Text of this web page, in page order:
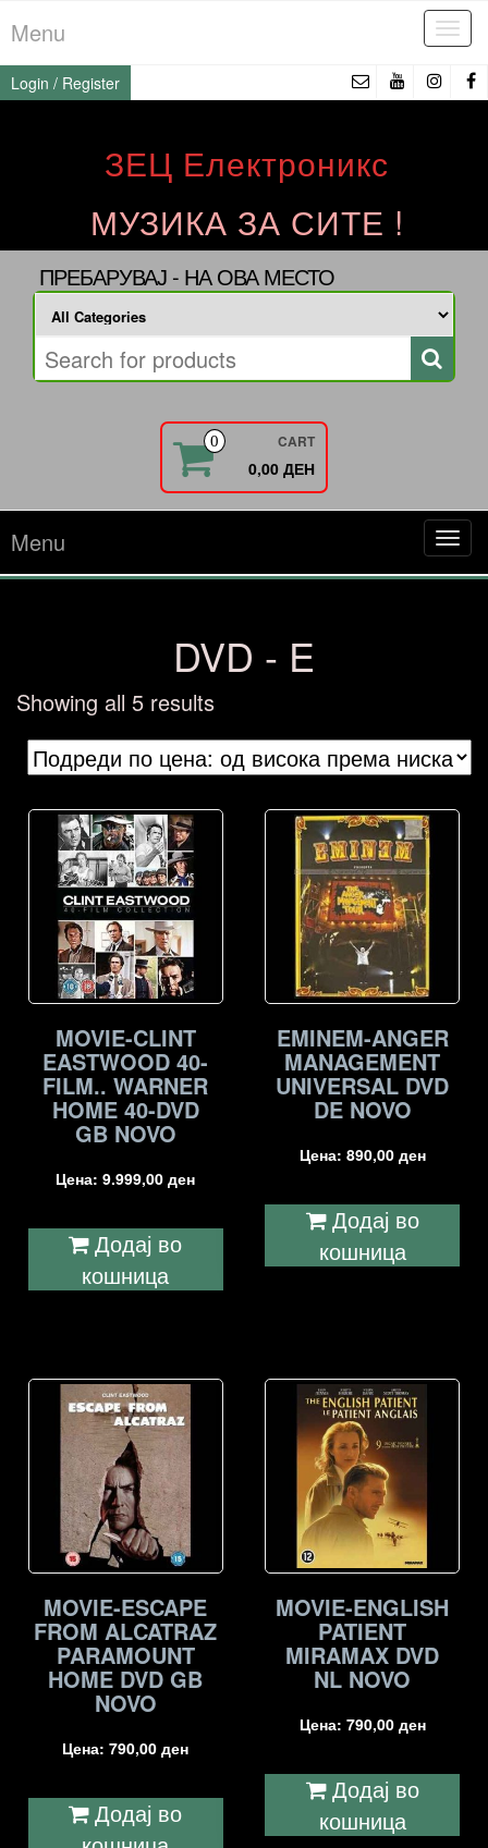
to
the
content
Menu
Login / Register
ЗЕЦ Електроникс
МУЗИКА ЗА СИТЕ !
ПРЕБАРУВАЈ - НА ОВА МЕСТО
0 CART
0,00 ДЕН
Menu
DVD - E
Showing all 5 resultsSorted
by
price:
to
MOVIE-CLINT
EASTWOOD 40-
FILM.. WARNER
HOME 40-DVD
GB NOVO
Цена:9.999,00ден
Додај во
кошница
EMINEM-ANGER
MANAGEMENT
UNIVERSAL DVD
DE NOVO
Цена: 890,00 ден
Додај во
кошница
MOVIE-ESCAPE
FROM ALCATRAZ
PARAMOUNT
HOME DVD GB
NOVO
Цена:790,00ден
Додај во
MOVIE-ENGLISH
PATIENT
MIRAMAX DVD
NL NOVO
Цена: 790,00 ден
Додај во
кошница